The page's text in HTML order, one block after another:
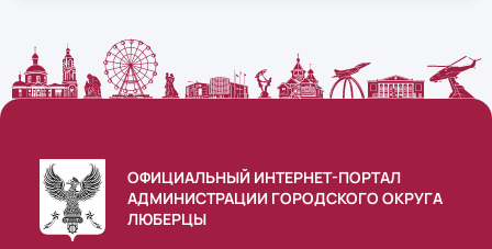
ОФИЦИАЛЬНЫЙ ИНТЕРНЕТ-ПОРТАЛ
АДМИНИСТРАЦИИ ГОРОДСКОГО ОКРУГА
ЛЮБЕРЦЫ